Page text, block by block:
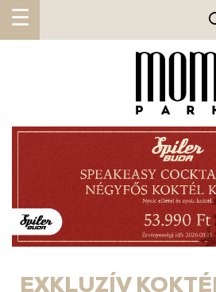
☰
EXKLUZÍV